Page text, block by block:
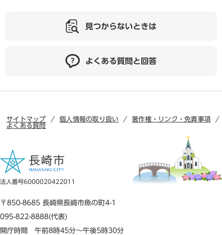
見つからないときは
よくある質問と回答
サイトマップ 個人情報の取り扱い
著作権・リンク・免責事項
よくある質問
法人番号6000020422011
〒850-8685 長崎県長崎市魚の町4-1
095-822-8888(代表)
開庁時間 午前8時45分～午後5時30分